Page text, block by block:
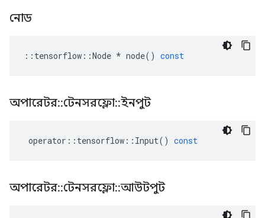
নোড
:: tensorflow ::Node * node() const
অপারেটর::টেনসরফ্লো::ইনপুট
operator :: tensorflow :: Input() const
অপারেটর::টেনসরফ্লো::আউটপুট